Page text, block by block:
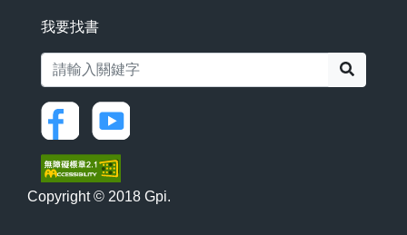
我要找書
Copyright © 2018 Gpi.